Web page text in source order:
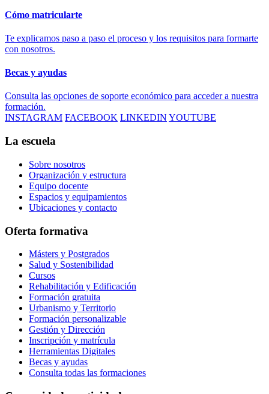
Cómo matricularte
Te explicamos paso a paso el proceso y los requisitos para formarte
con nosotros.
Becas y ayudas
Consulta las opciones de soporte económico para acceder a nuestra
formación.
INSTAGRAM FACEBOOK LINKEDIN YOUTUBE
La escuela
Sobre nosotros
Organización y estructura
Equipo docente
Espacios y equipamientos
Ubicaciones y contacto
Oferta formativa
Másters y Postgrados
Salud y Sostenibilidad
Cursos
Rehabilitación y Edificación
Formación gratuita
Urbanismo y Territorio
Formación personalizable
Gestión y Dirección
Inscripción y matrícula
Herramientas Digitales
Becas y ayudas
Consulta todas las formaciones